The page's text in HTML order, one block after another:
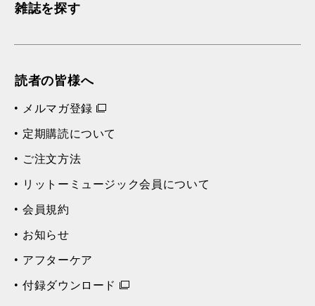
雑誌を探す
読者の皆様へ
メルマガ登録
定期購読について
ご注文方法
リットーミュージック会員について
会員規約
お知らせ
アフターケア
付録ダウンロード